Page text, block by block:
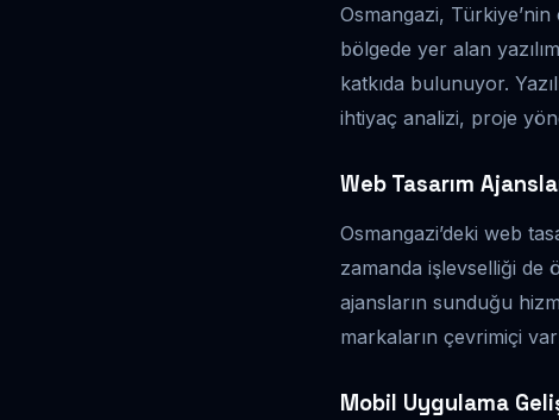
Osmangazi,
bölgede yer alan
katkıda bulunuyor.
ihtiyaç analizi, proje
Web Tasarım
Osmangazi’deki web
zamanda işlevselliği de
ajansların sunduğu
markaların çevrimiçi
Mobil Uygulama